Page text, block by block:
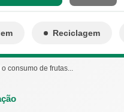
Reciclagem
o consumo de frutas...